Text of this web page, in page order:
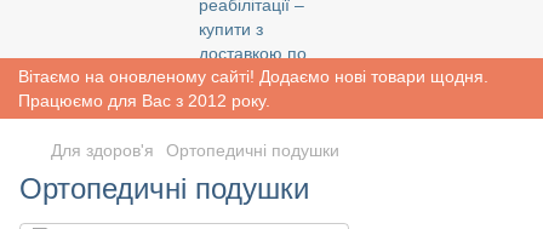
Вітаємо на оновленому сайті! Додаємо нові товари щодня.
Працюємо для Вас з 2012 року.
Для здоров'я Ортопедичні подушки
Ортопедичні подушки